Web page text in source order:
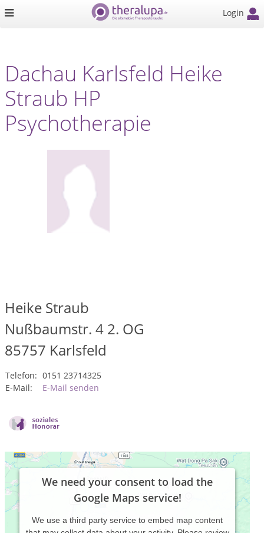
Login
Dachau Karlsfeld Heike
Straub HP
Psychotherapie
Heike Straub
Nußbaumstr. 4 2. OG
85757 Karlsfeld
Telefon: 0151 23714325
E-Mail:
E-Mail senden
We need your consent to load the
Google Maps service!
We use a third party service to embed map content